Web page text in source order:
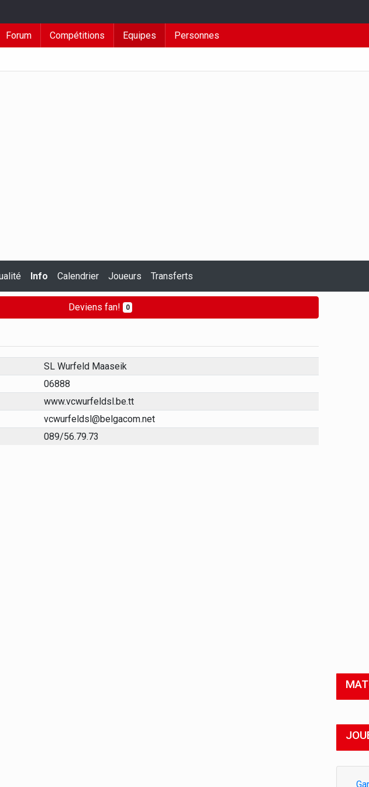
Forum Compétitions Equipes Personnes
Info Calendrier Joueurs Transferts
Deviens fan! 0
SL Wurfeld Maaseik
06888
www.vcwurfeldsl.be.tt
vcwurfeldsl@belgacom.net
089/56.79.73